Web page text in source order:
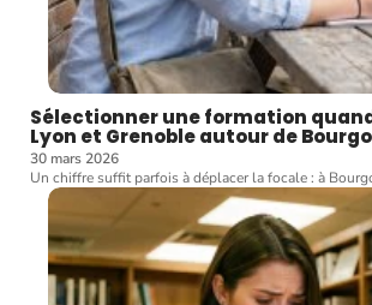
Sélectionner une formation
Lyon et Grenoble autour de
30 mars 2026
Un chiffre suffit parfois à déplacer la focale : à